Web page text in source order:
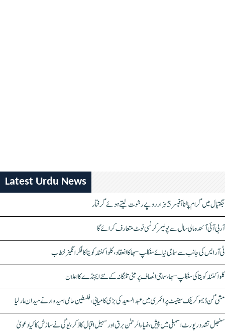
Latest Urdu News
جگتیال میں گرام پالنا آفیسر 5 ہزار روپے رشوت لیتے ہوئے گرفتار
آر بی آئی آئندہ مالی سال سے پولیمر کرنسی نوٹ متعارف کرائے گا
ٹی آر ایس کی جانب سے سماجی نیائے سنکلپ سبھا کا انعقاد، کلواکنٹلہ کویتا کا فکر انگیز خطاب
کلواکنٹلہ کویتا کی سنکلپ سبھا، سماجی انصاف پر مبنی تلنگانہ کے نئے ایجنڈے کا اعلان
مشی گن ڈیموکریٹک سینیٹ پرائمری میں عبدالسعید کی بڑی کامیابی، فلسطین حامی امیدوار نے میدان مار لیا
سنبھل تشدد رپورٹ اسمبلی میں پیش، ضیاء الرحمٰن برق اور سہیل اقبال کا ذکر، یوگی نے سازش کا کیا دعویٰ